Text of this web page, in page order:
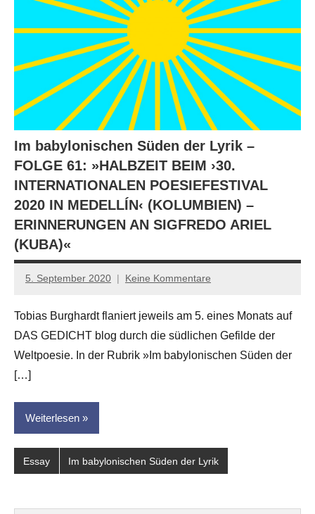
Im babylonischen Süden der Lyrik –
FOLGE 61: »HALBZEIT BEIM ›30.
INTERNATIONALEN POESIEFESTIVAL
2020 IN MEDELLÍN‹ (KOLUMBIEN) –
ERINNERUNGEN AN SIGFREDO ARIEL
(KUBA)«
5. September 2020
Anton
Leitner
Keine Kommentare
Tobias Burghardt flaniert jeweils am 5. eines Monats auf
DAS GEDICHT blog durch die südlichen Gefilde der
Weltpoesie. In der Rubrik »Im babylonischen Süden der
[…]
Weiterlesen
Essay Im babylonischen Süden der Lyrik